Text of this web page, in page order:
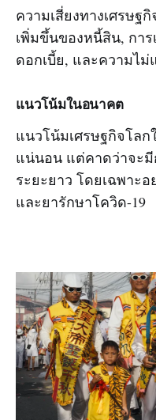
ความเสี่ยงทางเศรษ
เพิ่มขึ้นของหนี้สิน, กา
ดอกเบี้ย, และความไม่
แนวโน้มในอนาคต
แนวโน้มเศรษฐกิจโล
แน่นอน แต่คาดว่าจะมี
ระยะยาว โดยเฉพาะ
และยารักษาโควิด-19